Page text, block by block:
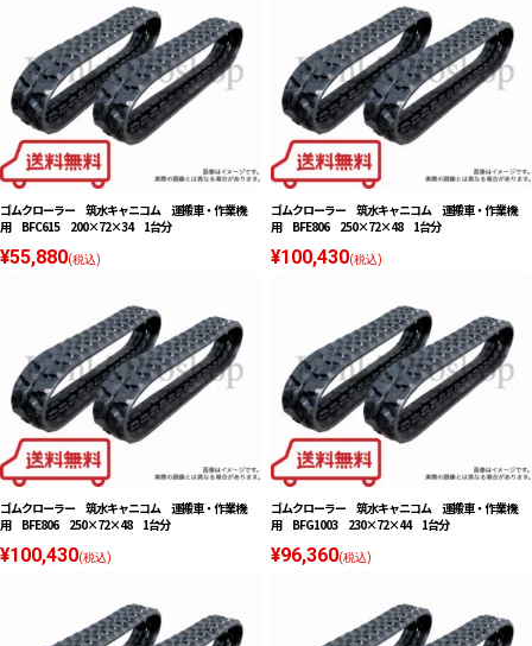
ゴムクローラー 筑水キャニコム 運搬車・作業機
用 BFC615 200×72×34 1台分
¥55,880(税込)
ゴムクローラー 筑水キャニコム 運搬車・作業機
用 BFE806 250×72×48 1台分
¥100,430(税込)
ゴムクローラー 筑水キャニコム 運搬車・作業機
用 BFE806 250×72×48 1台分
¥100,430(税込)
ゴムクローラー 筑水キャニコム 運搬車・作業機
用 BFG1003 230×72×44 1台分
¥96,360(税込)